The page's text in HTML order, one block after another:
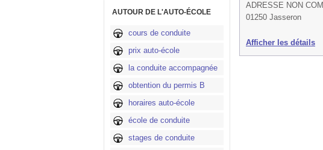
AUTOUR DE L'AUTO-ÉCOLE
cours de conduite
prix auto-école
la conduite accompagnée
obtention du permis B
horaires auto-école
école de conduite
stages de conduite
ADRESSE NON
01250 Jasseron
Afficher les détails